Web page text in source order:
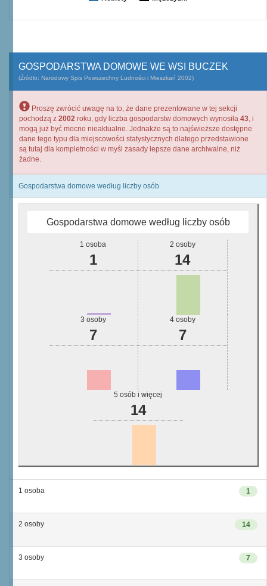
GOSPODARSTWA DOMOWE WE WSI BUCZEK
(Źródło: Narodowy Spis Powszechny Ludności i Mieszkań 2002)
Proszę zwrócić uwagę na to, że dane prezentowane w tej sekcji
pochodzą z 2002 roku, gdy liczba gospodarstw domowych wynosiła 43, i
mogą już być mocno nieaktualne. Jednakże są to najświeższe dostępne
dane tego typu dla miejscowości statystycznych dlatego przedstawione
są tutaj dla kompletności w myśl zasady lepsze dane archiwalne, niż
żadne.
Gospodarstwa domowe według liczby osób
Gospodarstwa domowe według liczby osób
1 osoba
1
2 osoby
14
3 osoby
7
4 osoby
7
5 osób i więcej
14
1
1 osoba
14
2 osoby
7
3 osoby